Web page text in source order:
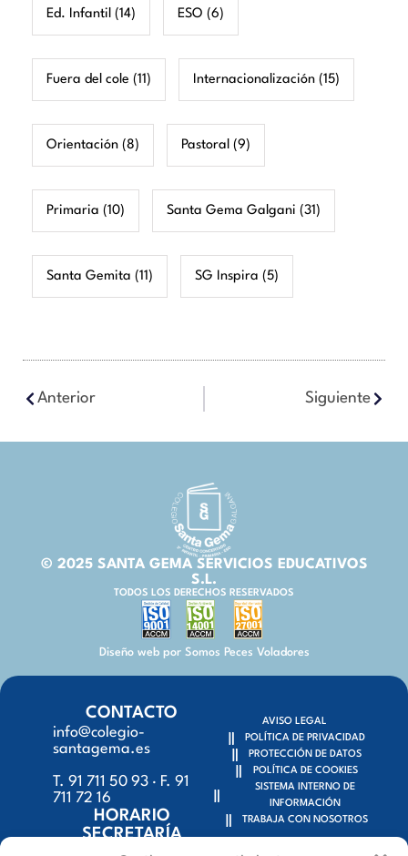
Ed. Infantil (14) ESO (6)
Fuera del cole (11) Internacionalización (15)
Orientación (8) Pastoral (9)
Primaria (10) Santa Gema Galgani (31)
Santa Gemita (11) SG Inspira (5)
Anterior Siguiente
© 2025 SANTA GEMA SERVICIOS EDUCATIVOS
S.L.
TODOS LOS DERECHOS RESERVADOS
Diseño web por Somos Peces Voladores
CONTACTO
info@colegio-
santagema.es
T. 91 711 50 93 · F. 91
711 72 16
HORARIO
SECRETARÍA
AVISO LEGAL
POLÍTICA DE PRIVACIDAD
PROTECCIÓN DE DATOS
POLÍTICA DE COOKIES
SISTEMA INTERNO DE
INFORMACIÓN
TRABAJA CON NOSOTROS